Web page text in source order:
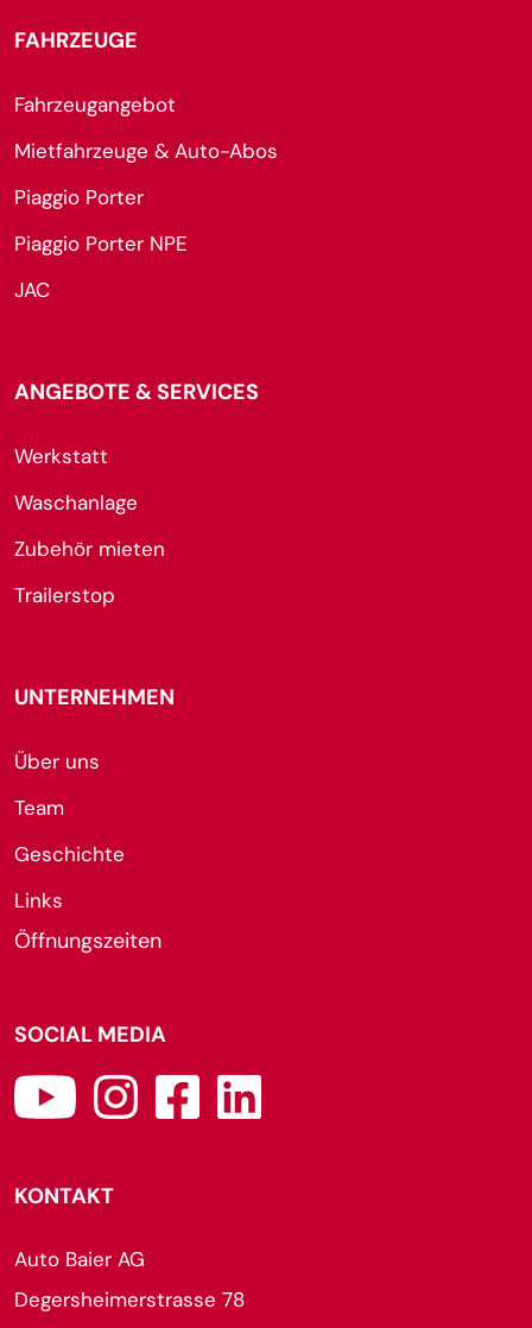
FAHRZEUGE
Fahrzeugangebot
Mietfahrzeuge & Auto-Abos
Piaggio Porter
Piaggio Porter NPE
JAC
ANGEBOTE & SERVICES
Werkstatt
Waschanlage
Zubehör mieten
Trailerstop
UNTERNEHMEN
Über uns
Team
Geschichte
Links
Öffnungszeiten
SOCIAL MEDIA
KONTAKT
Auto Baier AG
Degersheimerstrasse 78